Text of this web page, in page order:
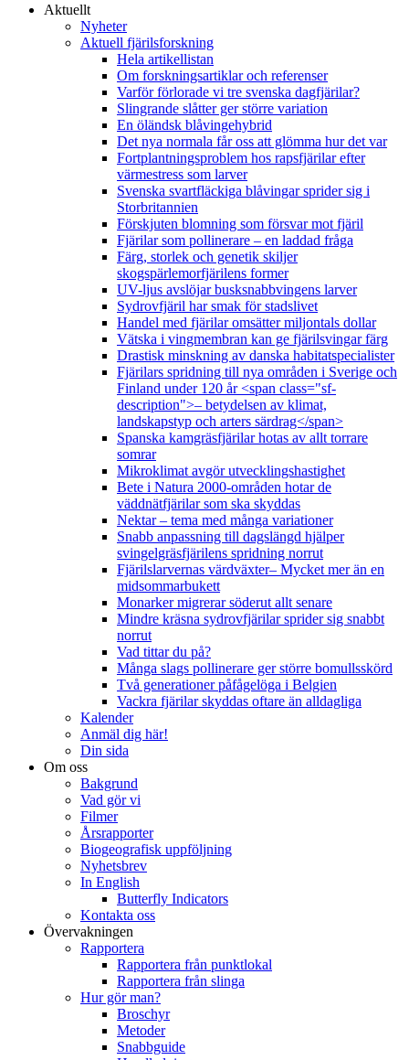
Aktuellt
Nyheter
Aktuell fjärilsforskning
Hela artikellistan
Om forskningsartiklar och referenser
Varför förlorade vi tre svenska dagfjärilar?
Slingrande slåtter ger större variation
En öländsk blåvingehybrid
Det nya normala får oss att glömma hur det var
Fortplantningsproblem hos rapsfjärilar efter
värmestress som larver
Svenska svartfläckiga blåvingar sprider sig i
Storbritannien
Förskjuten blomning som försvar mot fjäril
Fjärilar som pollinerare – en laddad fråga
Färg, storlek och genetik skiljer
skogspärlemorfjärilens former
UV-ljus avslöjar busksnabbvingens larver
Sydrovfjäril har smak för stadslivet
Handel med fjärilar omsätter miljontals dollar
Vätska i vingmembran kan ge fjärilsvingar färg
Drastisk minskning av danska habitatspecialister
Fjärilars spridning till nya områden i Sverige och
Finland under 120 år <span class="sf-
description">– betydelsen av klimat,
landskapstyp och arters särdrag</span>
Spanska kamgräsfjärilar hotas av allt torrare
somrar
Mikroklimat avgör utvecklingshastighet
Bete i Natura 2000-områden hotar de
väddnätfjärilar som ska skyddas
Nektar – tema med många variationer
Snabb anpassning till dagslängd hjälper
svingelgräsfjärilens spridning norrut
Fjärilslarvernas värdväxter– Mycket mer än en
midsommarbukett
Monarker migrerar söderut allt senare
Mindre kräsna sydrovfjärilar sprider sig snabbt
norrut
Vad tittar du på?
Många slags pollinerare ger större bomullsskörd
Två generationer påfågelöga i Belgien
Vackra fjärilar skyddas oftare än alldagliga
Kalender
Anmäl dig här!
Din sida
Om oss
Bakgrund
Vad gör vi
Filmer
Årsrapporter
Biogeografisk uppföljning
Nyhetsbrev
In English
Butterfly Indicators
Kontakta oss
Övervakningen
Rapportera
Rapportera från punktlokal
Rapportera från slinga
Hur gör man?
Broschyr
Metoder
Snabbguide